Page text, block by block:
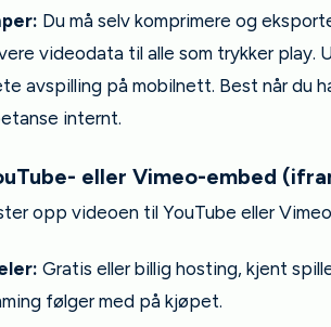
Du må selv komprimere og
videodata til alle som trykker play.
avspilling på mobilnett. Best når du
internt.
eller Vimeo-embed
opp videoen til YouTube eller
Gratis eller billig hosting, kjent
følger med på kjøpet.